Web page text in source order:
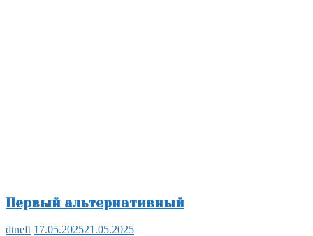
Первый альтернативный
dtneft 17.05.202521.05.2025